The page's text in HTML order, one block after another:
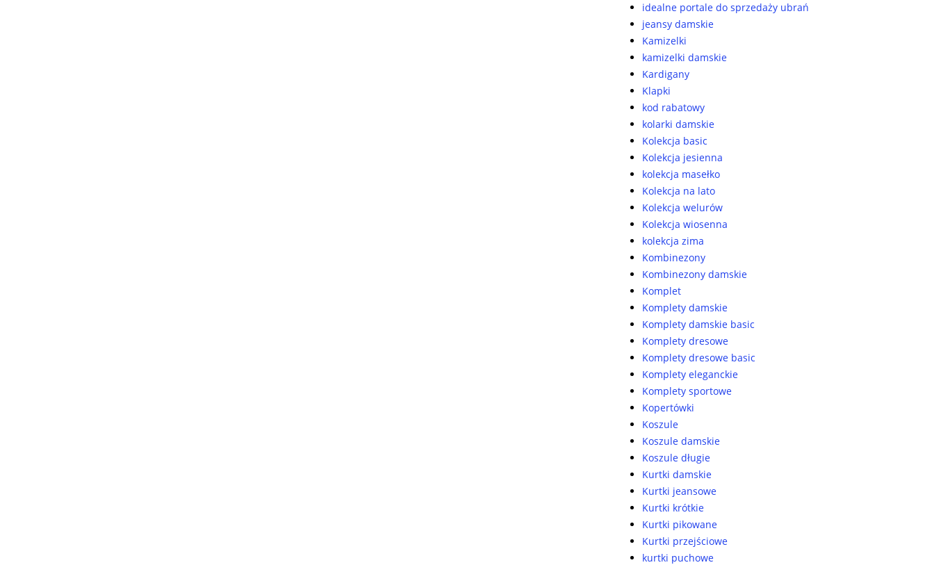
idealne portale do sprzedaży ubrań
jeansy damskie
Kamizelki
kamizelki damskie
Kardigany
Klapki
kod rabatowy
kolarki damskie
Kolekcja basic
Kolekcja jesienna
kolekcja masełko
Kolekcja na lato
Kolekcja welurów
Kolekcja wiosenna
kolekcja zima
Kombinezony
Kombinezony damskie
Komplet
Komplety damskie
Komplety damskie basic
Komplety dresowe
Komplety dresowe basic
Komplety eleganckie
Komplety sportowe
Kopertówki
Koszule
Koszule damskie
Koszule długie
Kurtki damskie
Kurtki jeansowe
Kurtki krótkie
Kurtki pikowane
Kurtki przejściowe
kurtki puchowe